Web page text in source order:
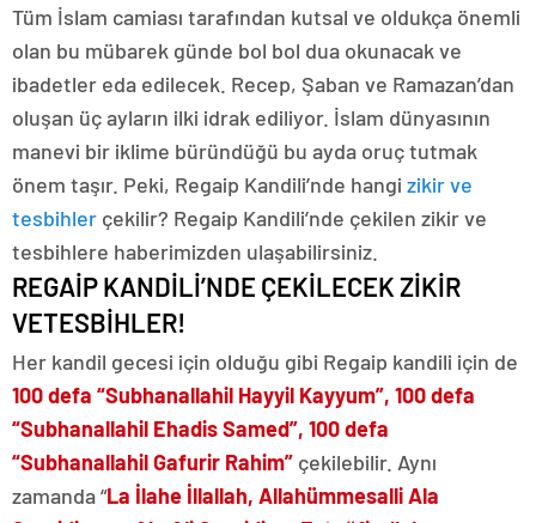
Tüm İslam camiası tarafından kutsal ve oldukça önemli
olan bu mübarek günde bol bol dua okunacak ve
ibadetler eda edilecek. Recep, Şaban ve Ramazan’dan
oluşan üç ayların ilki idrak ediliyor. İslam dünyasının
manevi bir iklime büründüğü bu ayda oruç tutmak
önem taşır. Peki, Regaip Kandili’nde hangi zikir ve
tesbihler çekilir? Regaip Kandili’nde çekilen zikir ve
tesbihlere haberimizden ulaşabilirsiniz.
REGAİP KANDİLİ’NDE ÇEKİLECEK ZİKİR
VETESBİHLER!
Her kandil gecesi için olduğu gibi Regaip kandili için de
100 defa “Subhanallahil Hayyil Kayyum”, 100 defa
“Subhanallahil Ehadis Samed”, 100 defa
“Subhanallahil Gafurir Rahim” çekilebilir. Aynı
zamanda “La İlahe İllallah, Allahümmesalli Ala